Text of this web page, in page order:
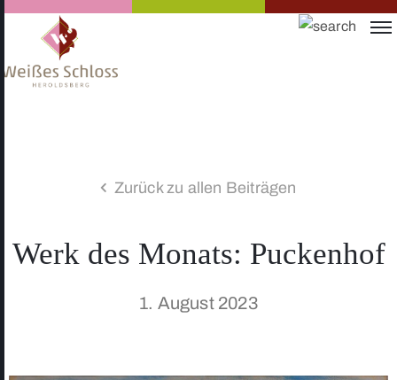
Zurück zu allen Beiträgen
Werk des Monats: Puckenhof
1. August 2023